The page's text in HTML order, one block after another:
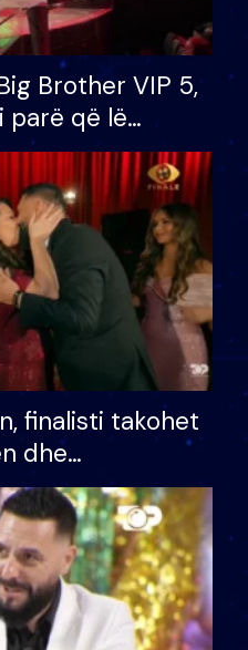
Brother VIP 5,
parë që lë
mundësinë për
finalisti takohet
dhe
ndonjë letër